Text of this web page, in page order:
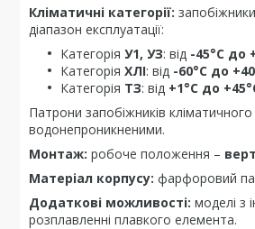
Кліматичні категорії:
діапазон експлуатації:
Категорія У1, УЗ: від -45°С до
Категорія ХЛІ: від -60°С до
Категорія ТЗ: від +1°С до
Патрони запобіжників
водонепроникненими.
Монтаж: робоче положення –
Матеріал корпусу: фарфоровий
Додаткові можливості: моделі з
розплавленні плавкого елемента.